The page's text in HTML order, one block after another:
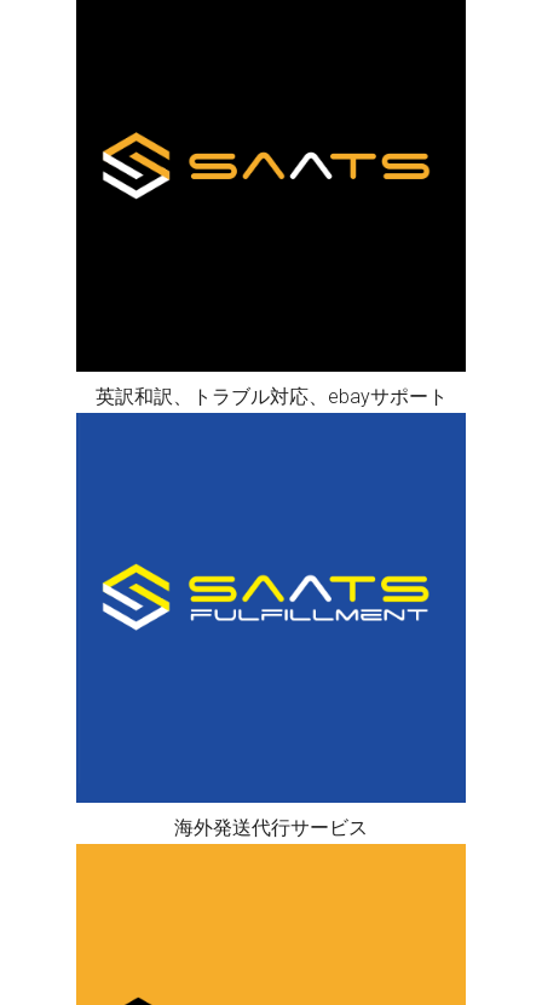
英訳和訳、トラブル対応、ebayサポート
海外発送代行サービス